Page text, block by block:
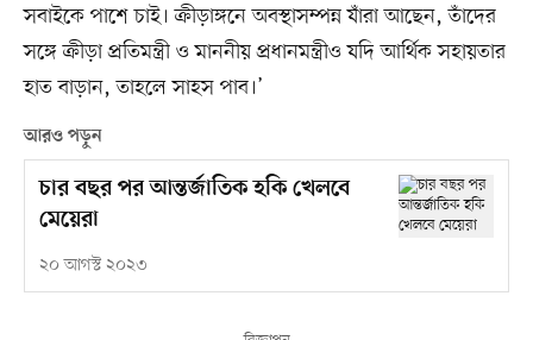
সবাইকে পাশে চাই। ক্রীড়াঙ্গনে অবস্থাসম্পন্ন যাঁরা আছেন, তাঁদের
সঙ্গে ক্রীড়া প্রতিমন্ত্রী ও মাননীয় প্রধানমন্ত্রীও যদি আর্থিক সহায়তার
হাত বাড়ান, তাহলে সাহস পাব।’
আরও পড়ুন
চার বছর পর আন্তর্জাতিক হকি খেলবে
মেয়েরা
২০ আগস্ট ২০২৩